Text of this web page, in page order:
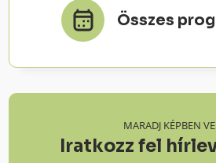
Összes
MARADJ KÉPBEN
Iratkozz fel